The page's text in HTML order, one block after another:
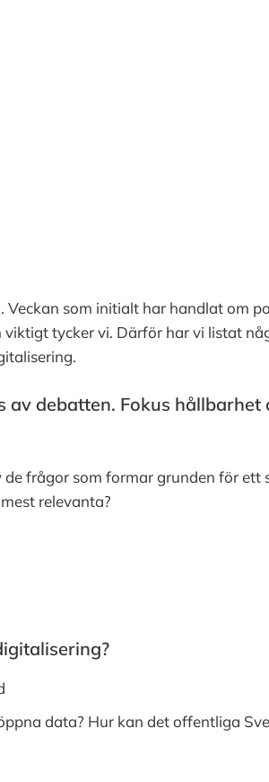
som initialt har handlat om
tycker vi. Därför har vi listat
debatten. Fokus hållbarhet
frågor som formar grunden för
relevanta?
data? Hur kan det offentliga